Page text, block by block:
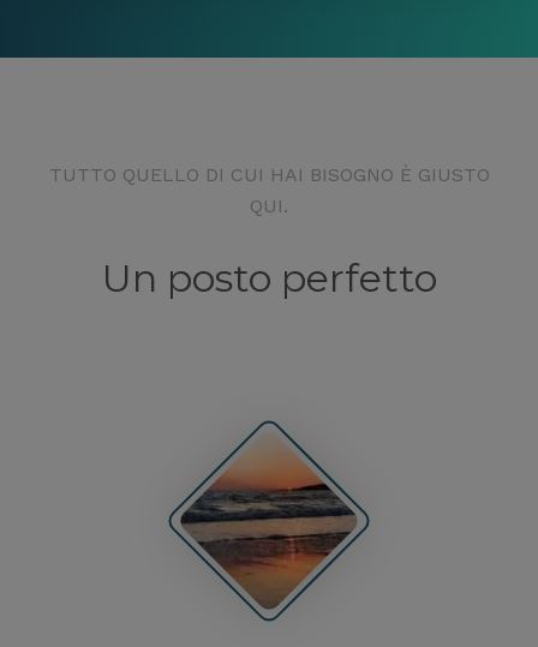
TUTTO QUELLO DI CUI HAI BISOGNO È GIUSTO
QUI.
Un posto perfetto